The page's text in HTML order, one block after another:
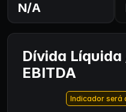
N/A
Dívida Líquida
EBITDA
Indicador será